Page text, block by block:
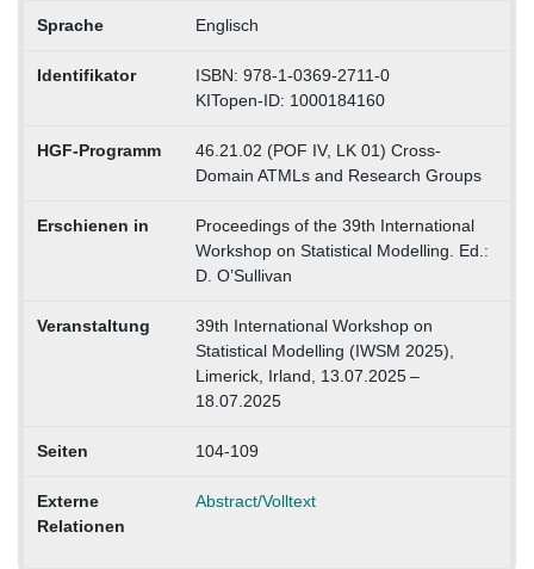
Sprache Englisch
Identifikator
ISBN: 978-1-0369-2711-0
KITopen-ID: 1000184160
HGF-Programm
46.21.02 (POF IV, LK 01) Cross-
Domain ATMLs and Research Groups
Erschienen in
Proceedings of the 39th International
Workshop on Statistical Modelling. Ed.:
D. O’Sullivan
Veranstaltung
39th International Workshop on
Statistical Modelling (IWSM 2025),
Limerick, Irland, 13.07.2025 –
18.07.2025
Seiten 104-109
Externe
Relationen
Abstract/Volltext